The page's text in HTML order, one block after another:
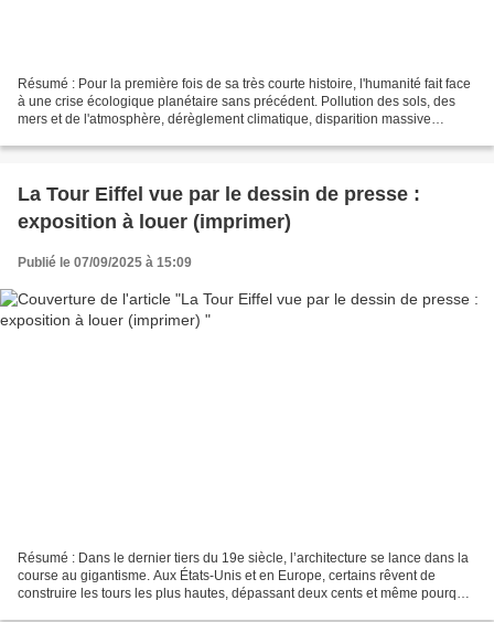
Résumé : Pour la première fois de sa très courte histoire, l'humanité fait face
à une crise écologique planétaire sans précédent. Pollution des sols, des
mers et de l'atmosphère, dérèglement climatique, disparition massive
La Tour Eiffel vue par le dessin de presse :
exposition à louer (imprimer)
Publié le 07/09/2025 à 15:09
Résumé : Dans le dernier tiers du 19e siècle, l’architecture se lance dans la
course au gigantisme. Aux États-Unis et en Europe, certains rêvent de
construire les tours les plus hautes, dépassant deux cents et même pourquoi